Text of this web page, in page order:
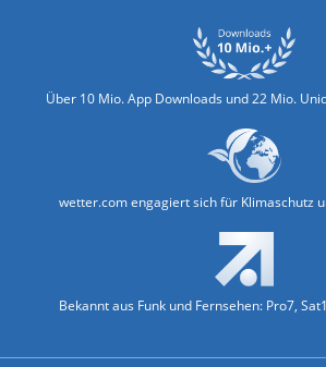
Über 10 Mio. App Downloads und 22 Mio.
wetter.com engagiert sich für Klimaschutz
Bekannt aus Funk und Fernsehen: Pro7,